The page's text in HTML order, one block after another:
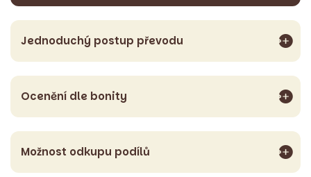
Jednoduchý postup převodu
Ocenění dle bonity
Možnost odkupu podílů